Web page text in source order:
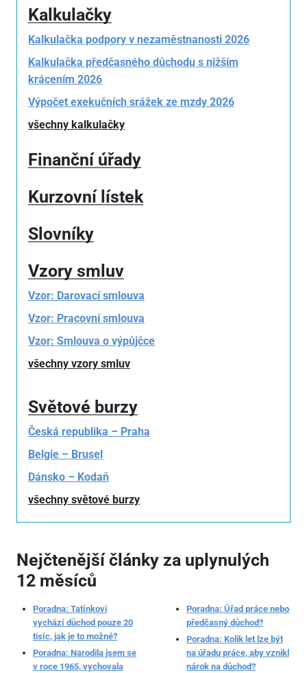
Kalkulačky
Kalkulačka podpory v nezaměstnanosti 2026
Kalkulačka předčasného důchodu s nižším
krácením 2026
Výpočet exekučních srážek ze mzdy 2026
všechny kalkulačky
Finanční úřady
Kurzovní lístek
Slovníky
Vzory smluv
Vzor: Darovací smlouva
Vzor: Pracovní smlouva
Vzor: Smlouva o výpůjčce
všechny vzory smluv
Světové burzy
Česká republika – Praha
Belgie – Brusel
Dánsko – Kodaň
všechny světové burzy
Nejčtenější články za uplynulých
12 měsíců
Poradna: Tatínkovi
vychází důchod pouze 20
tisíc, jak je to možné?
Poradna: Narodila jsem se
v roce 1965, vychovala
Poradna: Úřad práce nebo
předčasný důchod?
Poradna: Kolik let lze být
na úřadu práce, aby vznikl
nárok na důchod?